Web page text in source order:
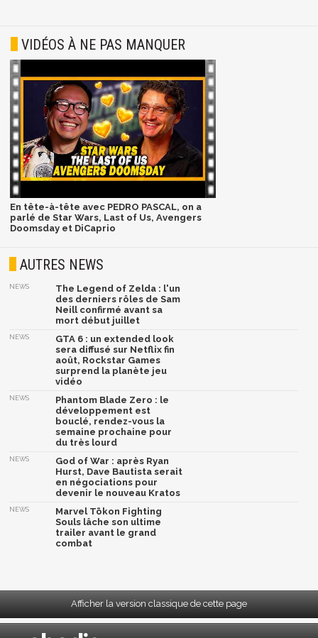
VIDÉOS À NE PAS MANQUER
En tête-à-tête avec PEDRO PASCAL, on a
parlé de Star Wars, Last of Us, Avengers
Doomsday et DiCaprio
AUTRES NEWS
NEWS
The Legend of Zelda : l'un
des derniers rôles de Sam
Neill confirmé avant sa
mort début juillet
NEWS
GTA 6 : un extended look
sera diffusé sur Netflix fin
août, Rockstar Games
surprend la planète jeu
vidéo
NEWS
Phantom Blade Zero : le
développement est
bouclé, rendez-vous la
semaine prochaine pour
du très lourd
NEWS
God of War : après Ryan
Hurst, Dave Bautista serait
en négociations pour
devenir le nouveau Kratos
NEWS
Marvel Tōkon Fighting
Souls lâche son ultime
trailer avant le grand
combat
Afficher la version classique de cette page